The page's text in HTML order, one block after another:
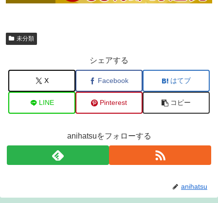
未分類
シェアする
X Facebook はてブ
LINE Pinterest コピー
anihatsuをフォローする
anihatsu